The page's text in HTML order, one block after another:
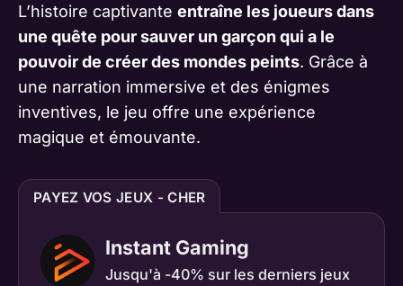
L’histoire captivante entraîne les joueurs dans
une quête pour sauver un garçon qui a le
pouvoir de créer des mondes peints. Grâce à
une narration immersive et des énigmes
inventives, le jeu offre une expérience
magique et émouvante.
PAYEZ VOS JEUX - CHER
Instant Gaming
Jusqu'à -40% sur les derniers jeux